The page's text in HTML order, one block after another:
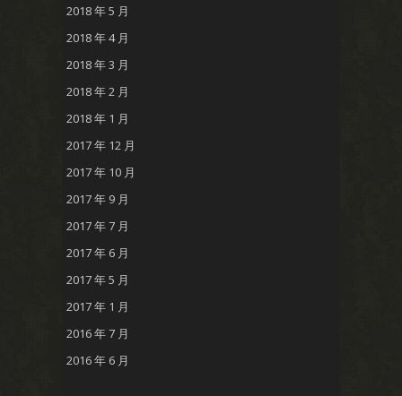
2018 年 5 月
2018 年 4 月
2018 年 3 月
2018 年 2 月
2018 年 1 月
2017 年 12 月
2017 年 10 月
2017 年 9 月
2017 年 7 月
2017 年 6 月
2017 年 5 月
2017 年 1 月
2016 年 7 月
2016 年 6 月